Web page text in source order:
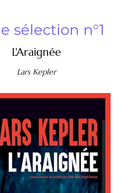
sélection n°1
L'Araignée
Lars Kepler